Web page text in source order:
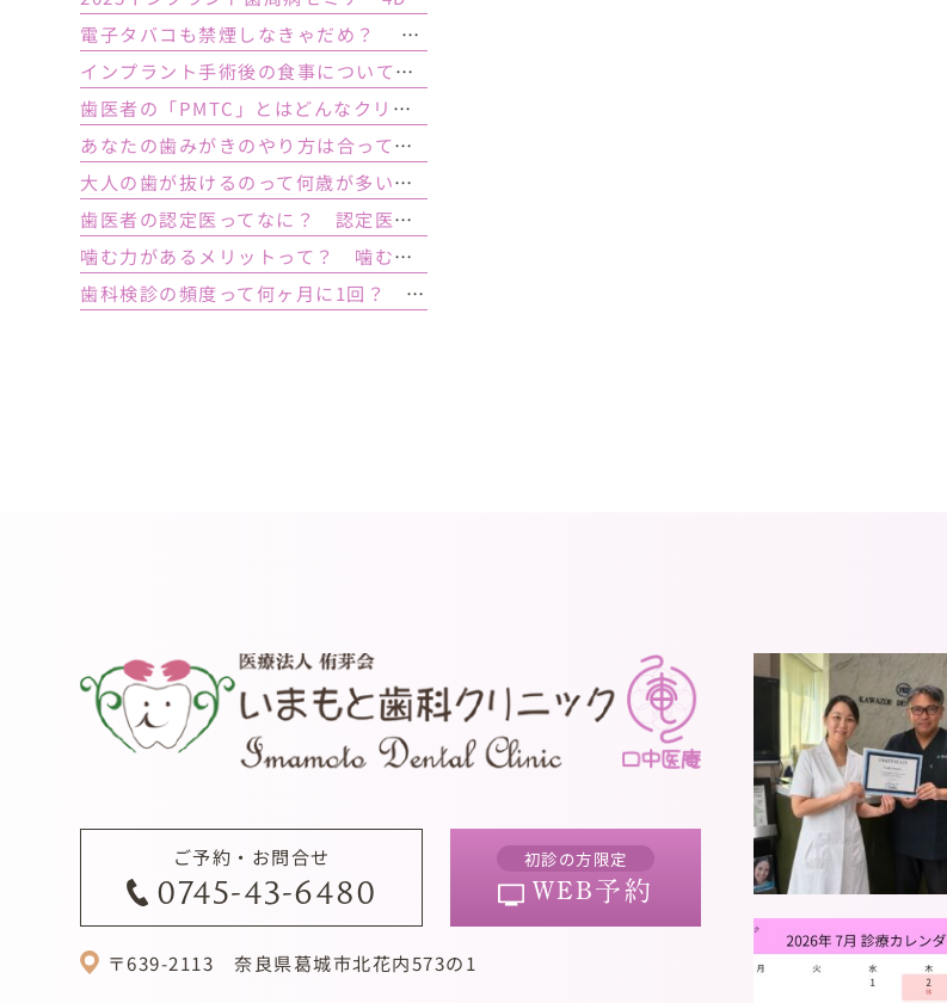
電子タバコも禁煙しなきゃだめ？ インプラント手術前後の喫煙が及ぼす影響とは？
インプラント手術後の食事について｜ 当日の注意点・いつから普通の食事ができる？
歯医者の「PMTC」とはどんなクリーニング？スケーリングとは何が違うの？
あなたの歯みがきのやり方は合っている？ 正しい歯みがき方法と間違った方法
大人の歯が抜けるのって何歳が多い？ 平均年齢と原因について
歯医者の認定医ってなに？ 認定医やインストラクターの資格を持つ歯医者のメリット
噛む力があるメリットって？ 噛む力が弱いとどうなるの？
歯科検診の頻度って何ヶ月に1回？ 定期検診って何するの？
ご予約・お問合せ
0745-43-6480
初診の方限定
WEB予約
〒639-2113奈良県葛城市北花内573の1